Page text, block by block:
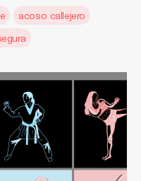
acoso callejero